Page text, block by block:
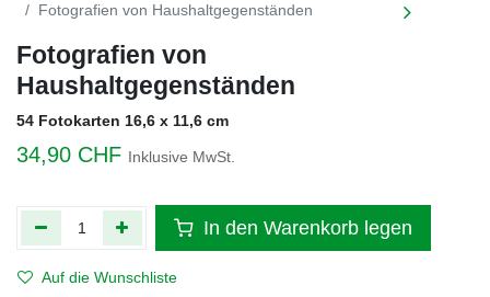
Fotografien von Haushaltgegenständen
Fotografien von
Haushaltgegenständen
54 Fotokarten 16,6 x 11,6 cm
34,90 CHF Inklusive MwSt.
In den Warenkorb legen
Auf die Wunschliste